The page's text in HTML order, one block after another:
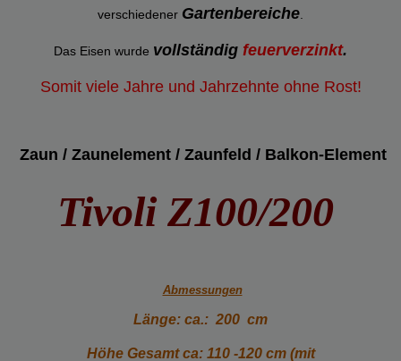
verschiedener Gartenbereiche.
Das Eisen wurde vollständig feuerverzinkt.
Somit viele Jahre und Jahrzehnte ohne Rost!
Zaun / Zaunelement / Zaunfeld / Balkon-Element
Tivoli Z100/200
Abmessungen
Länge: ca.: 200 cm
Höhe Gesamt ca: 110 -120 cm (mit